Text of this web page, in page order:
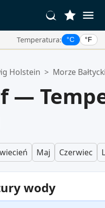
Temperatura: °C °F
Holstein > Morze
—
Maj Czerwiec
wody